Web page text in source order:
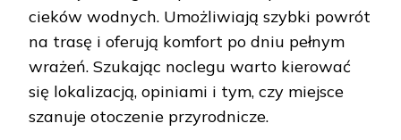
cieków wodnych. Umożliwiają szybki powrót
na trasę i oferują komfort po dniu pełnym
wrażeń. Szukając noclegu warto kierować
się lokalizacją, opiniami i tym, czy miejsce
szanuje otoczenie przyrodnicze.